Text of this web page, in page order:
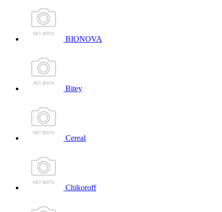
BIONOVA
Bitey
Cereal
Chikoroff